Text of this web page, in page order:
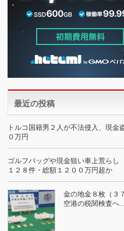
最近の投稿
トルコ国籍男２人が不法侵入、現
０万円
ゴルフバッグや現金狙い車上荒ら
１２８件・総額１２００万円超か
金の地金８枚（３
空港の税関検査へ